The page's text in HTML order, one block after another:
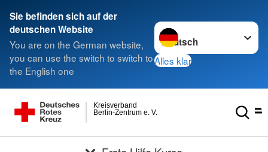
Sie befinden sich auf der
deutschen Website
You are on the German website,
you can use the switch to switch to
the English one
Sprache wechseln zu
Alles klar
Berlin-Zentrum e. V.
Kreisverband